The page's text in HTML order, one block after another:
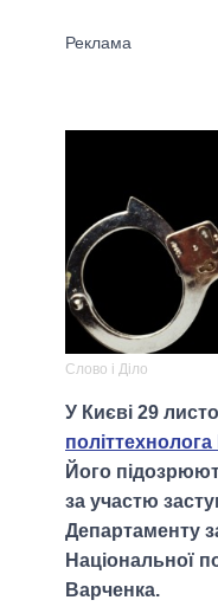
Слово і Діло
У Києві 29
Його
за участю
Департаменту
Національної
Варченка.